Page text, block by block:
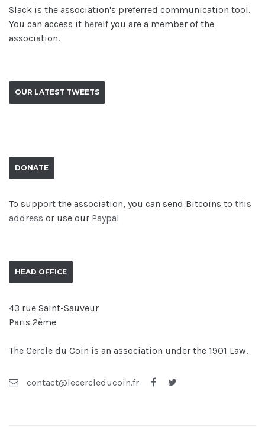
Slack is the association's preferred communication tool.
You can access it hereIf you are a member of the
association.
OUR LATEST TWEETS
DONATE
To support the association, you can send Bitcoins to this
address or use our Paypal
HEAD OFFICE
43 rue Saint-Sauveur
Paris 2ème
The Cercle du Coin is an association under the 1901 Law.
contact@lecercleducoin.fr